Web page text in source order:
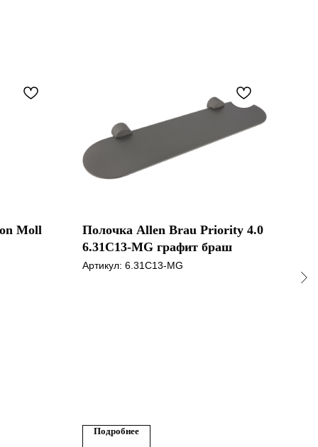
Moll
Полочка Allen Brau Priority 4.0
6.31C13-MG графит браш
Артикул: 6.31C13-MG
Подробнее